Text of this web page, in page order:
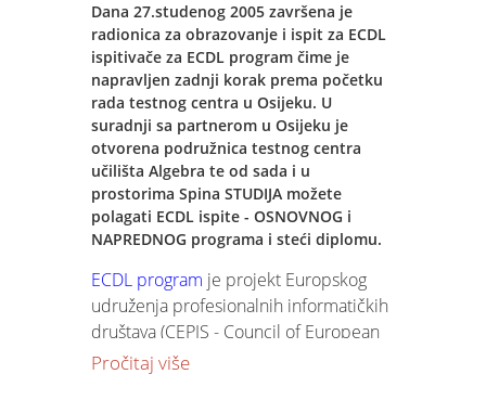
Dana 27.studenog 2005 završena je
radionica za obrazovanje i ispit za ECDL
ispitivače za ECDL program čime je
napravljen zadnji korak prema početku
rada testnog centra u Osijeku. U
suradnji sa partnerom u Osijeku je
otvorena podružnica testnog centra
učilišta Algebra te od sada i u
prostorima Spina STUDIJA možete
polagati ECDL ispite - OSNOVNOG i
NAPREDNOG programa i steći diplomu.
ECDL program je projekt Europskog
udruženja profesionalnih informatičkih
društava (CEPIS - Council of European
Professional Informatics Societies) i
Pročitaj više